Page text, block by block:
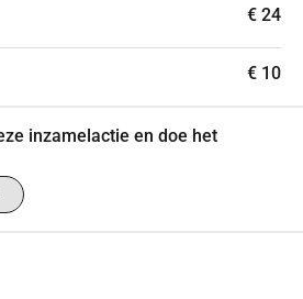
€ 24
€ 10
inzamelactie en doe het